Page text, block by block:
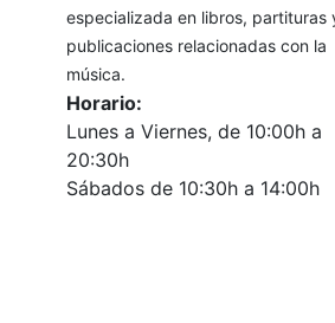
especializada en libros, partituras
publicaciones relacionadas con la
música.
Horario:
Lunes a Viernes, de 10:00h a
20:30h
Sábados de 10:30h a 14:00h